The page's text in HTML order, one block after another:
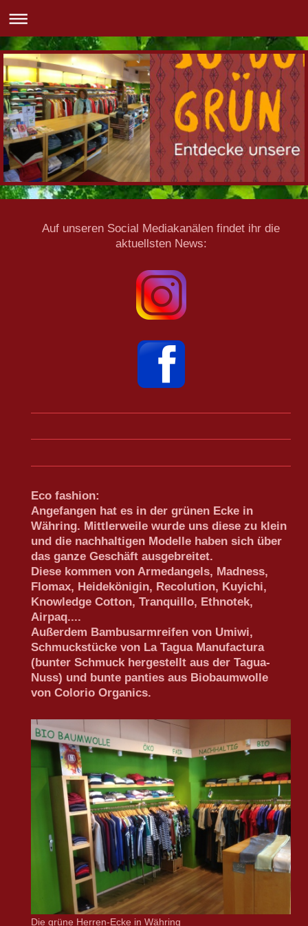
Auf unseren Social Mediakanälen findet ihr die
aktuellsten News:
Eco fashion:
Angefangen hat es in der grünen Ecke in
Währing. Mittlerweile wurde uns diese zu klein
und die nachhaltigen Modelle haben sich über
das ganze Geschäft ausgebreitet.
Diese kommen von Armedangels, Madness,
Flomax, Heidekönigin, Recolution, Kuyichi,
Knowledge Cotton, Tranquillo, Ethnotek,
Airpaq....
Außerdem Bambusarmreifen von Umiwi,
Schmuckstücke von La Tagua Manufactura
(bunter Schmuck hergestellt aus der Tagua-
Nuss) und bunte panties aus Biobaumwolle
von Colorio Organics.
Die grüne Herren-Ecke in Währing